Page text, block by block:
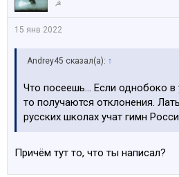
☭
15 янв 2022
Andrey45 сказал(а): ↑
Что посеешь... Если однобоко
то получаются отклонения.
русских школах учат гимн
Причём тут то, что ты написал?